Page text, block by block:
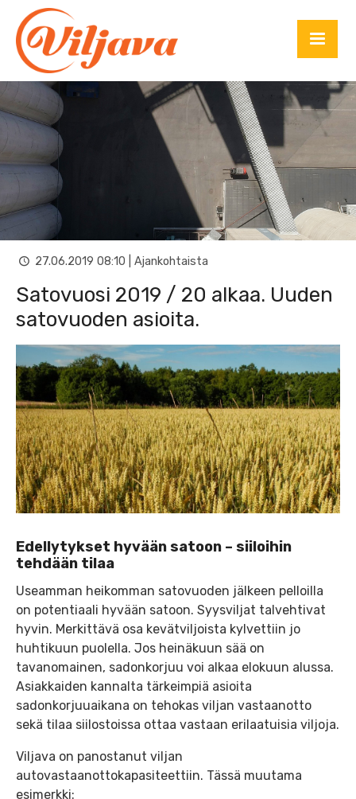
27.06.2019 08:10 | Ajankohtaista
Satovuosi 2019 / 20 alkaa. Uuden
satovuoden asioita.
Edellytykset hyvään satoon – siiloihin
tehdään tilaa
Useamman heikomman satovuoden jälkeen pelloilla
on potentiaali hyvään satoon. Syysviljat talvehtivat
hyvin. Merkittävä osa kevätviljoista kylvettiin jo
huhtikuun puolella. Jos heinäkuun sää on
tavanomainen, sadonkorjuu voi alkaa elokuun alussa.
Asiakkaiden kannalta tärkeimpiä asioita
sadonkorjuuaikana on tehokas viljan vastaanotto
sekä tilaa siilostoissa ottaa vastaan erilaatuisia viljoja.
Viljava on panostanut viljan
autovastaanottokapasiteettiin. Tässä muutama
esimerkki: